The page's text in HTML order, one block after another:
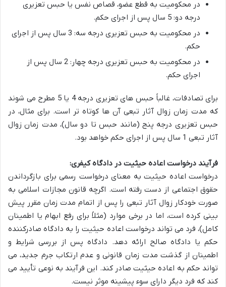
در محکومیت به قطع عضو، قصاص نفس یا حبس تعزیری
درجه دو: 5 سال پس از اجرای حکم.
در محکومیت به حبس تعزیری درجه سه: 3 سال پس از اجرای
حکم.
در محکومیت به حبس تعزیری درجه چهار: 2 سال پس از
اجرای حکم.
برای تصادفات، غالباً حبس های تعزیری درجه 4 یا 5 مطرح می شوند
که مدت زمان زوال آثار تبعی آن ها کوتاه تر است. برای مثال، در
حبس تعزیری درجه پنج (مانند حبس تا دو سال)، مدت زمان زوال
آثار تبعی 1 سال پس از اجرای حکم خواهد بود.
فرآیند درخواست اعاده حیثیت در دادگاه کیفری:
درخواست اعاده حیثیت به معنای درخواست رسمی برای بازگرداندن
حقوق اجتماعی از دست رفته است. اگرچه قانون مجازات اسلامی به
صورت خودکار زوال آثار تبعی را پس از اتمام مدت زمان مقرر پیش
بینی کرده است، اما در برخی موارد (مثلاً برای رفع ابهام یا اطمینان
کامل)، فرد می تواند درخواست اعاده حیثیت را به دادگاه صادرکننده
حکم یا دادگاه صالح ارائه دهد. دادگاه پس از بررسی شرایط و
اطمینان از گذشت مدت زمان قانونی و عدم ارتکاب جرم جدید، می
تواند حکم به اعاده حیثیت صادر کند. این فرآیند به نوعی تأیید می
کند که فرد دیگر دارای سوء پیشینه موثر نیست.